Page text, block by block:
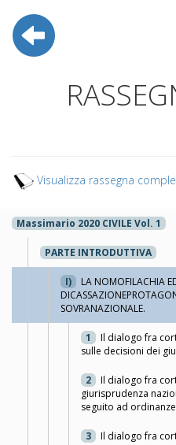
Visualizza rassegna
Massimario 2020 CIVILE Vol. 1
PARTE INTRODUTTIVA
I)
LA NOMOFILACHIA
SOVRANAZIONALE.
1
Il dialogo fra
sulle decisioni dei
2
Il dialogo fra
giurisprudenza
seguito ad
3
Il dialogo fra